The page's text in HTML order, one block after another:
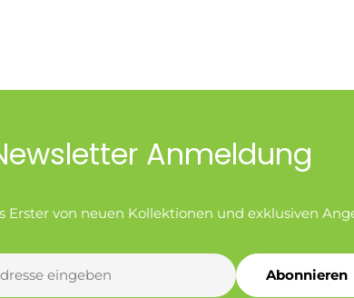
Anmeldung
Erster von neuen Kollektionen und exklusiven
Abonnieren